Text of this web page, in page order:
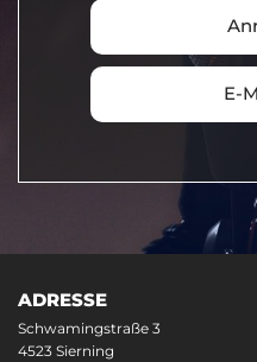
E-
ADRESSE
Schwamingstraße 3
4523 Sierning